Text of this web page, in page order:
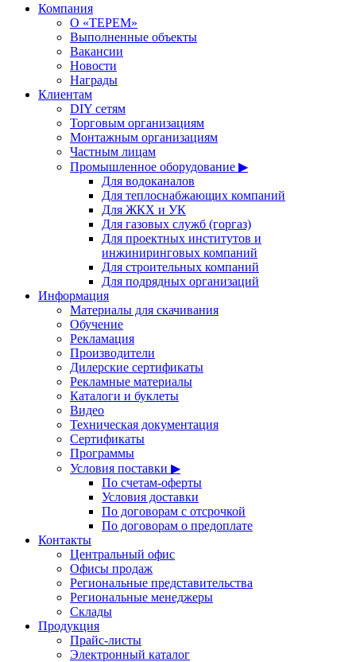
Компания
О «ТЕРЕМ»
Выполненные объекты
Вакансии
Новости
Награды
Клиентам
DIY сетям
Торговым организациям
Монтажным организациям
Частным лицам
Промышленное оборудование ▶
Для водоканалов
Для теплоснабжающих компаний
Для ЖКХ и УК
Для газовых служб (горгаз)
Для проектных институтов и
инжиниринговых компаний
Для строительных компаний
Для подрядных организаций
Информация
Материалы для скачивания
Обучение
Рекламация
Производители
Дилерские сертификаты
Рекламные материалы
Каталоги и буклеты
Видео
Техническая документация
Сертификаты
Программы
Условия поставки ▶
По счетам-оферты
Условия доставки
По договорам с отсрочкой
По договорам о предоплате
Контакты
Центральный офис
Офисы продаж
Региональные представительства
Региональные менеджеры
Склады
Продукция
Прайс-листы
Электронный каталог